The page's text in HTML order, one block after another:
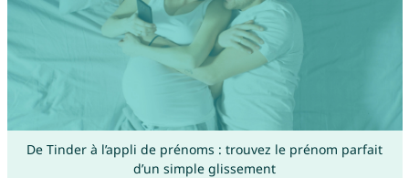
De Tinder à l’appli de prénoms : trouvez le prénom parfait
d’un simple glissement